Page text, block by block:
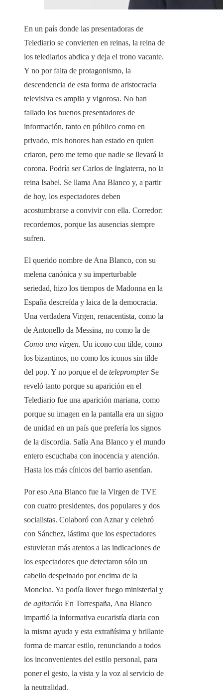
En un país donde las presentadoras de
Telediario se convierten en reinas, la reina de
los telediarios abdica y deja el trono vacante.
Y no por falta de protagonismo, la
descendencia de esta forma de aristocracia
televisiva es amplia y vigorosa. No han
fallado los buenos presentadores de
información, tanto en público como en
privado, mis honores han estado en quien
criaron, pero me temo que nadie se llevará la
corona. Podría ser Carlos de Inglaterra, no la
reina Isabel. Se llama Ana Blanco y, a partir
de hoy, los espectadores deben
acostumbrarse a convivir con ella. Corredor:
recordemos, porque las ausencias siempre
sufren.
El querido nombre de Ana Blanco, con su
melena canónica y su imperturbable
seriedad, hizo los tiempos de Madonna en la
España descreída y laica de la democracia.
Una verdadera Virgen, renacentista, como la
de Antonello da Messina, no como la de
Como una virgen. Un icono con tilde, como
los bizantinos, no como los iconos sin tilde
del pop. Y no porque el de teleprompterSe
reveló tanto porque su aparición en el
Telediario fue una aparición mariana, como
porque su imagen en la pantalla era un signo
de unidad en un país que prefería los signos
de la discordia. Salía Ana Blanco y el mundo
entero escuchaba con inocencia y atención.
Hasta los más cínicos del barrio asentían.
Por eso Ana Blanco fue la Virgen de TVE
con cuatro presidentes, dos populares y dos
socialistas. Colaboró ​​con Aznar y celebró
con Sánchez, lástima que los espectadores
estuvieran más atentos a las indicaciones de
los espectadores que detectaron sólo un
cabello despeinado por encima de la
Moncloa. Ya podía llover fuego ministerial y
de agitación En Torrespaña, Ana Blanco
impartió la informativa eucaristía diaria con
la misma ayuda y esta extrañísima y brillante
forma de marcar estilo, renunciando a todos
los inconvenientes del estilo personal, para
poner el gesto, la vista y la voz al servicio de
la neutralidad.